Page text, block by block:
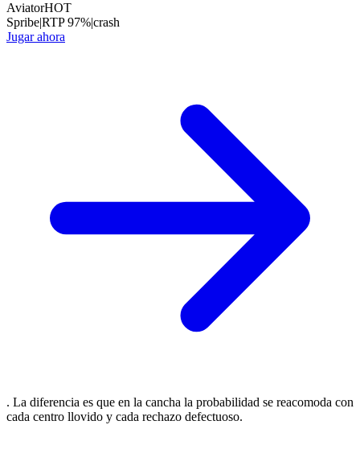
AviatorHOT
Spribe|RTP97%|crash
Jugar ahora
. La diferencia es que en la cancha la probabilidad se reacomoda con
cada centro llovido y cada rechazo defectuoso.